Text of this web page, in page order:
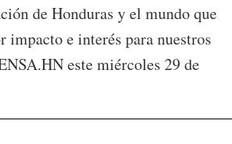
de Honduras y el mundo que
impacto e interés para nuestros
este miércoles 29 de